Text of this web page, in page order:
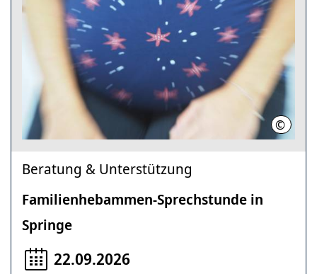
©
Beratung & Unterstützung
Familienhebammen-Sprechstunde in
Springe
22.09.2026